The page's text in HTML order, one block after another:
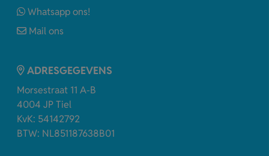
Whatsapp ons!
Mail ons
ADRESGEGEVENS
Morsestraat 11 A-B
4004 JP Tiel
KvK: 54142792
BTW: NL851187638B01